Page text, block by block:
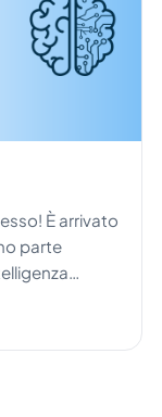
È arrivato
parte
ce l'hanno
e uno